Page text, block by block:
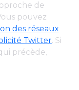
de
pouvez
des réseaux
Twitter. Si
précède,